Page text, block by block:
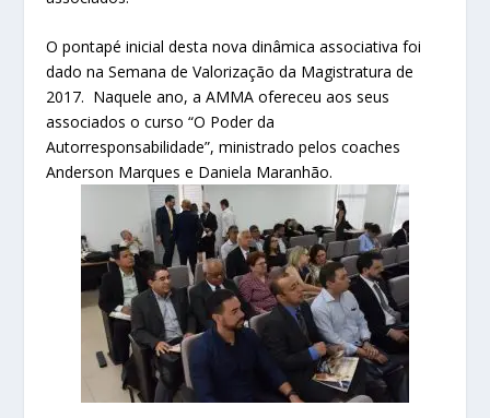
O pontapé inicial desta nova dinâmica associativa foi
dado na Semana de Valorização da Magistratura de
2017. Naquele ano, a AMMA ofereceu aos seus
associados o curso “O Poder da
Autorresponsabilidade”, ministrado pelos coaches
Anderson Marques e Daniela Maranhão.